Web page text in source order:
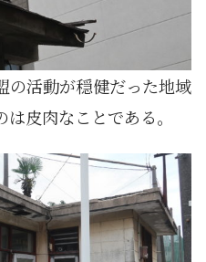
の活動が穏健だった地域
皮肉なことである。